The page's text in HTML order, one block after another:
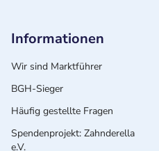
Informationen
Wir sind Marktführer
BGH-Sieger
Häufig gestellte Fragen
Spendenprojekt: Zahnderella
e.V.